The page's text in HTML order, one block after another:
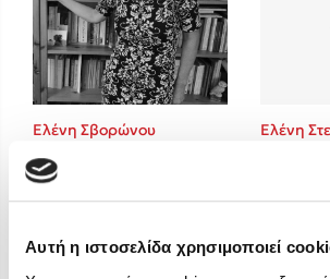
Αυτή η ιστοσελίδα χρησιμοποιεί
Rebecca Yarros
Teo Benedetti
Τζένη Κουτσοδημητροπούλου
Ali Hazelwood
Cori Doerrfeld
Pierdomenico Baccalario
Δανάη Ιμπραχήμ
Ελένη Σβορώνου Ελένη